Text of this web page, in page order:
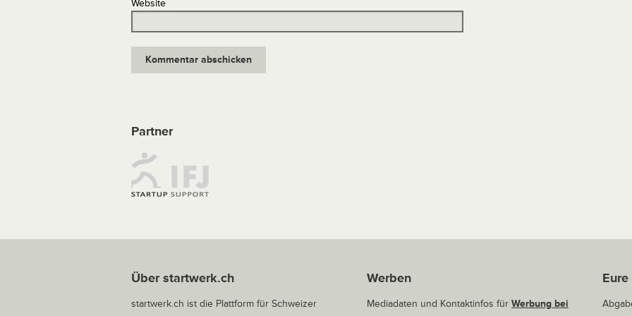
Website
Partner
Über startwerk.ch
startwerk.ch ist die Plattform für Schweizer
Werben
Mediadaten und Kontaktinfos für Werbung bei